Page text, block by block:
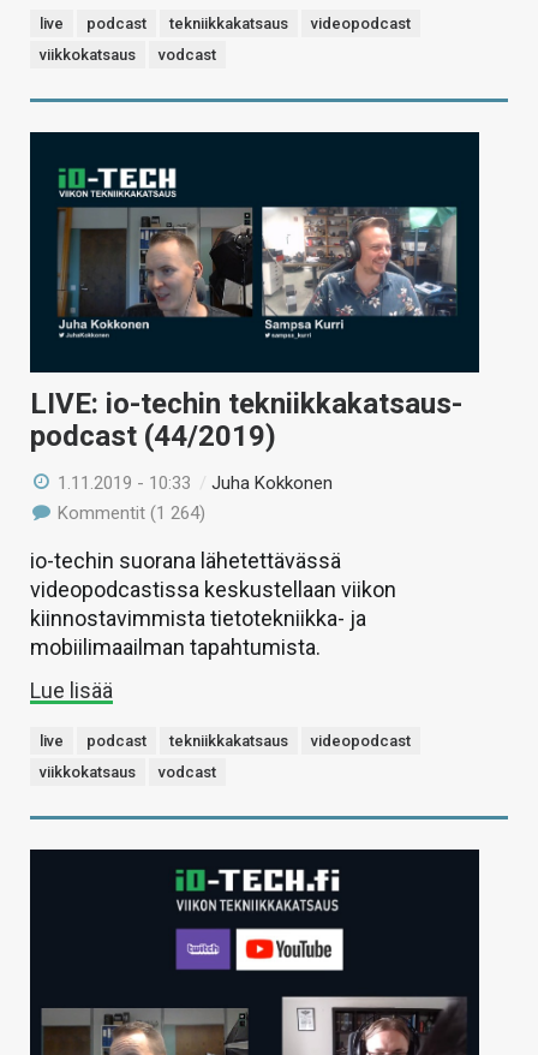
live podcast tekniikkakatsaus
videopodcast
viikkokatsaus
vodcast
LIVE: io-techin tekniikkakatsaus-
podcast (44/2019)
1.11.2019 - 10:33 /Juha Kokkonen
Kommentit (1 264)
io-techin suorana lähetettävässä
videopodcastissa keskustellaan viikon
kiinnostavimmista tietotekniikka- ja
mobiilimaailman tapahtumista.
Lue lisää
live podcast tekniikkakatsaus
videopodcast
viikkokatsaus
vodcast